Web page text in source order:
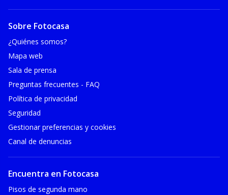
Sobre Fotocasa
¿Quiénes somos?
Mapa web
Sala de prensa
Preguntas frecuentes - FAQ
Política de privacidad
Seguridad
Gestionar preferencias y cookies
Canal de denuncias
Encuentra en Fotocasa
Pisos de segunda mano